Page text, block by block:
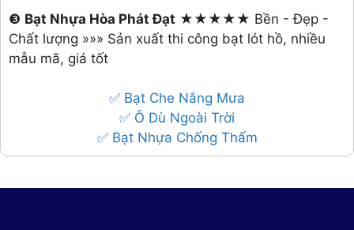
❷ Dù che Hòa Phát Đạt♡♡♡ Giá ưu đãi »»»
Chuyên Tư vấn, Thiết kế, Thi công lắp đặt mái che di
động các loại
Bạt Nhựa Hòa Phát Đạt ★★★★★ Bền - Đẹp -
Chất lượng »»» Sản xuất thi công bạt lót hồ, nhiều
mẫu mã, giá tốt
✅ Ô Dù Ngoài Trời